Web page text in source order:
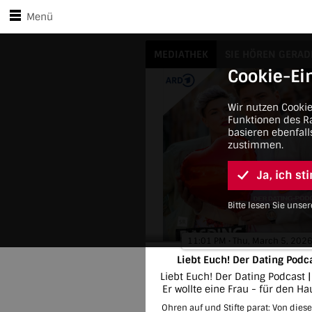
Cookie-
Wir nutzen
Funktionen des
basieren
zustimmen.
Ja, ich
Bitte lesen Sie
Menü
Liebt Euch! Der Dating Podcast
MEDIATHEK
11:01 PM • Thu, March 5, 2026
Liebt Euch! Der Dating
Liebt Euch! Der Dating Podcast
Er wollte eine Frau - für den
Ohren auf und Stifte parat: Von